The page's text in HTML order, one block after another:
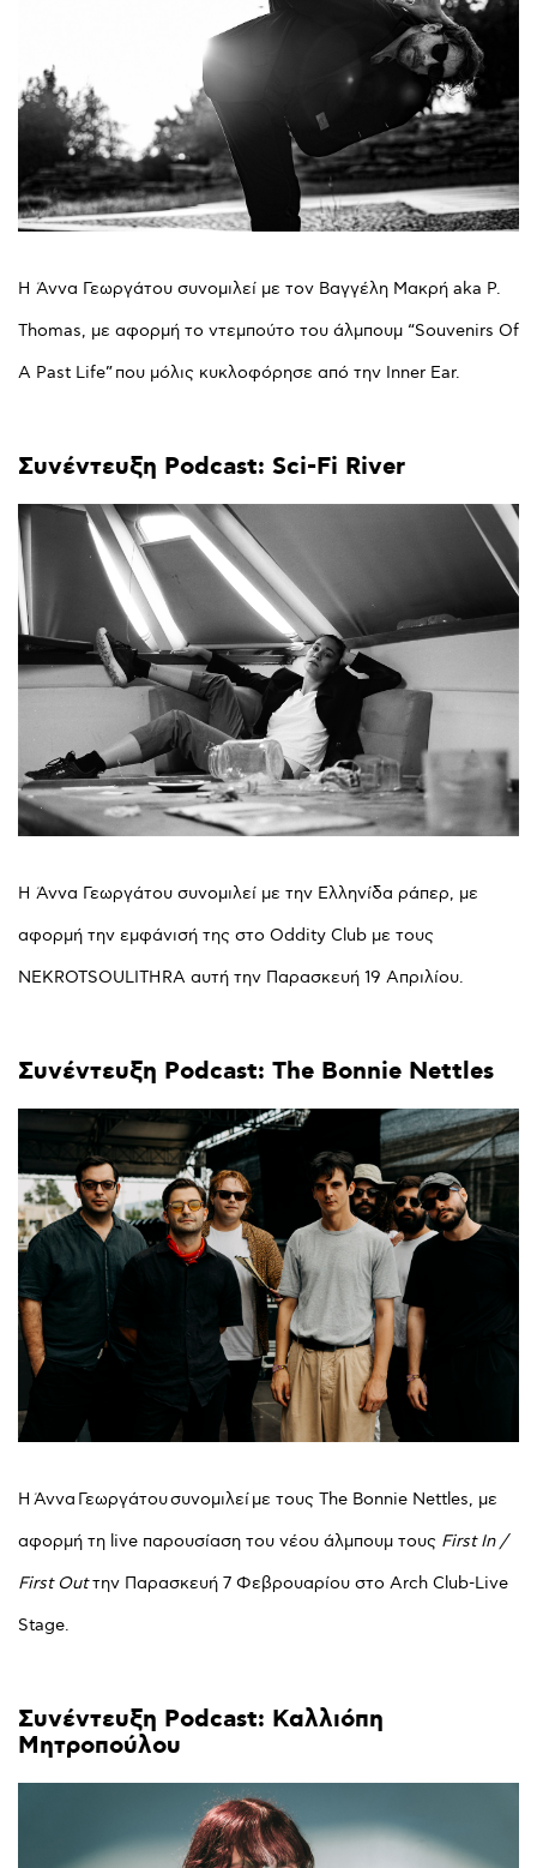
Η Άννα Γεωργάτου συνομιλεί με τον Βαγγέλη Μακρή aka P.
Thomas, με αφορμή το ντεμπούτο του άλμπουμ “Souvenirs Of
A Past Life” που μόλις κυκλοφόρησε από την Inner Ear.
Συνέντευξη Podcast: Sci-Fi River
Η Άννα Γεωργάτου συνομιλεί με την Ελληνίδα ράπερ, με
αφορμή την εμφάνισή της στο Oddity Club με τους
NEKROTSOULITHRA αυτή την Παρασκευή 19 Απριλίου.
Συνέντευξη Podcast: The Bonnie Nettles
Η Άννα Γεωργάτου συνομιλεί με τους The Bonnie Nettles, με
αφορμή τη live παρουσίαση του νέου άλμπουμ τους First In /
First Outτην Παρασκευή 7 Φεβρουαρίου στο Arch Club-Live
Stage.
Συνέντευξη Podcast: Καλλιόπη
Μητροπούλου